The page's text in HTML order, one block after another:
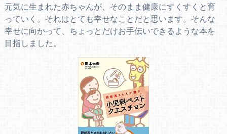
元気に生まれた赤ちゃんが、そのまま健康にすくすくと育
っていく。それはとても幸せなことだと思います。そんな
幸せに向かって、ちょっとだけお手伝いできるような本を
目指しました。